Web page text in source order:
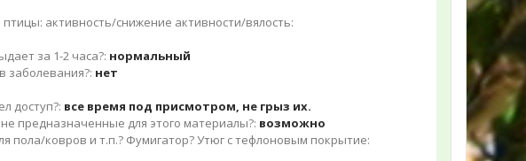
активность/снижение активности/вялость:
за 1-2 часа?: нормальный
нет
доступ?: все время под присмотром, не грыз их.
предназначенные для этого материалы?: возможно
ковров и т.п.? Фумигатор? Утюг с тефлоновым покрытие: